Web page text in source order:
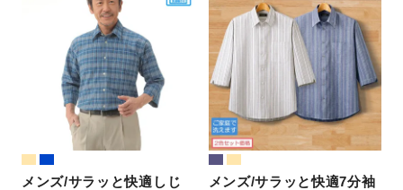
メンズ/サラッと快適しじ
メンズ/サラッと快適7分袖